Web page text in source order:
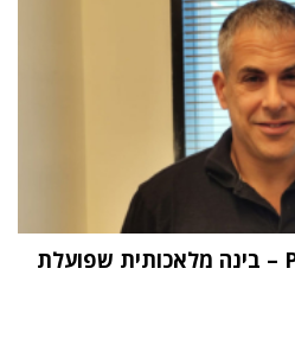
"העתיד הוא Physical AI – בינה מלאכותית שפועלת